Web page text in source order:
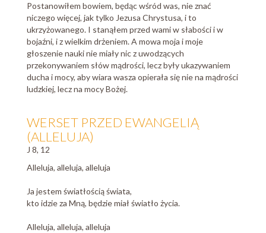
Postanowiłem bowiem, będąc wśród was, nie znać
niczego więcej, jak tylko Jezusa Chrystusa, i to
ukrzyżowanego. I stanąłem przed wami w słabości i w
bojaźni, i z wielkim drżeniem. A mowa moja i moje
głoszenie nauki nie miały nic z uwodzących
przekonywaniem słów mądrości, lecz były ukazywaniem
ducha i mocy, aby wiara wasza opierała się nie na mądrości
ludzkiej, lecz na mocy Bożej.
WERSET PRZED EWANGELIĄ
(ALLELUJA)
J 8, 12
Alleluja, alleluja, alleluja
Ja jestem światłością świata,
kto idzie za Mną, będzie miał światło życia.
Alleluja, alleluja, alleluja